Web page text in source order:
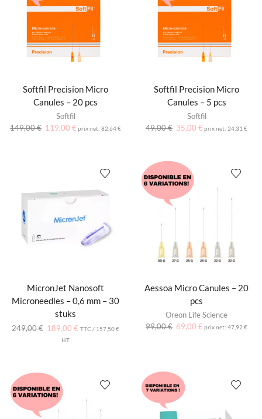
Softfil Precision Micro
Canules – 20 pcs
Softfil
149,00€ 119,00 € prix net: 82,64€
Softfil Precision Micro
Canules – 5 pcs
Softfil
49,00€ 35,00 € prix net: 24,31 €
MicronJet Nanosoft
Microneedles – 0,6 mm – 30
stuks
249,00€ 189,00 € TTC / 157,50€
HT
Aessoa Micro Canules – 20
pcs
Oreon Life Science
99,00€ 69,00 € prix net: 47,92 €